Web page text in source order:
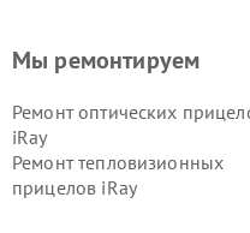
Мы ремонтируем
Ремонт оптических
iRay
Ремонт тепловизионных
прицелов iRay